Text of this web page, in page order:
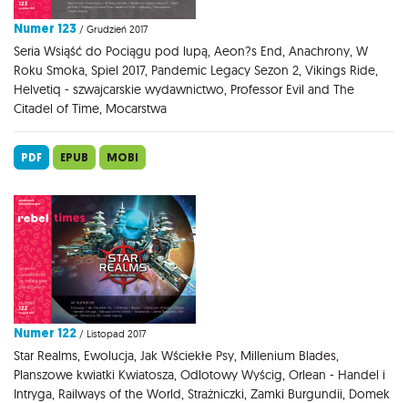
Numer 123 / Grudzień 2017
Seria Wsiąść do Pociągu pod lupą, Aeon?s End, Anachrony, W
Roku Smoka, Spiel 2017, Pandemic Legacy Sezon 2, Vikings Ride,
Helvetiq - szwajcarskie wydawnictwo, Professor Evil and The
Citadel of Time, Mocarstwa
PDF EPUB MOBI
Numer 122 / Listopad 2017
Star Realms, Ewolucja, Jak Wściekłe Psy, Millenium Blades,
Planszowe kwiatki Kwiatosza, Odlotowy Wyścig, Orlean - Handel i
Intryga, Railways of the World, Strażniczki, Zamki Burgundii, Domek